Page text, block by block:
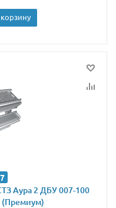
Аура 2 ДБУ 007-100
(Премиум)